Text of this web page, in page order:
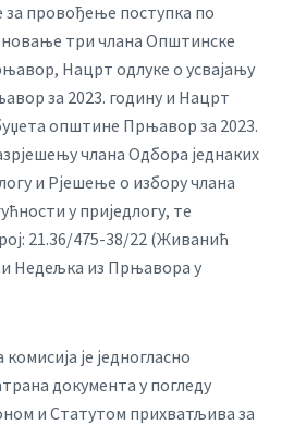
провођење поступка по
три члана Општинске
Нацрт одлуке о усвајању
за 2023. годину и Нацрт
општине Прњавор за 2023.
члана Одбора једнаких
и Рјешење о избору члана
у приједлогу, те
21.36/475-38/22 (Живанић
Недељка из Прњавора у
је једногласно
документа у погледу
и Статутом прихватљива за